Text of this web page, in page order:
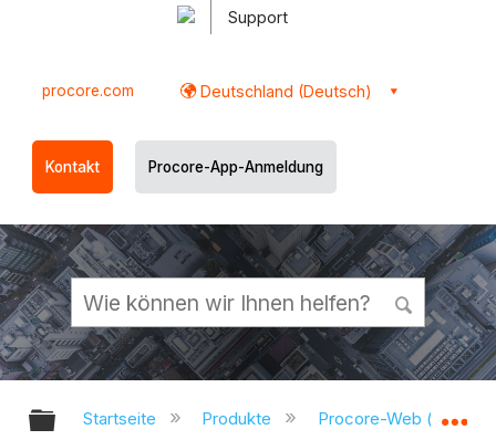
Support
procore.com Deutschland (Deutsch)
Kontakt Procore-App-Anmeldung
Globale Hierarchie auf- und
Startseite Produkte Procore-Web